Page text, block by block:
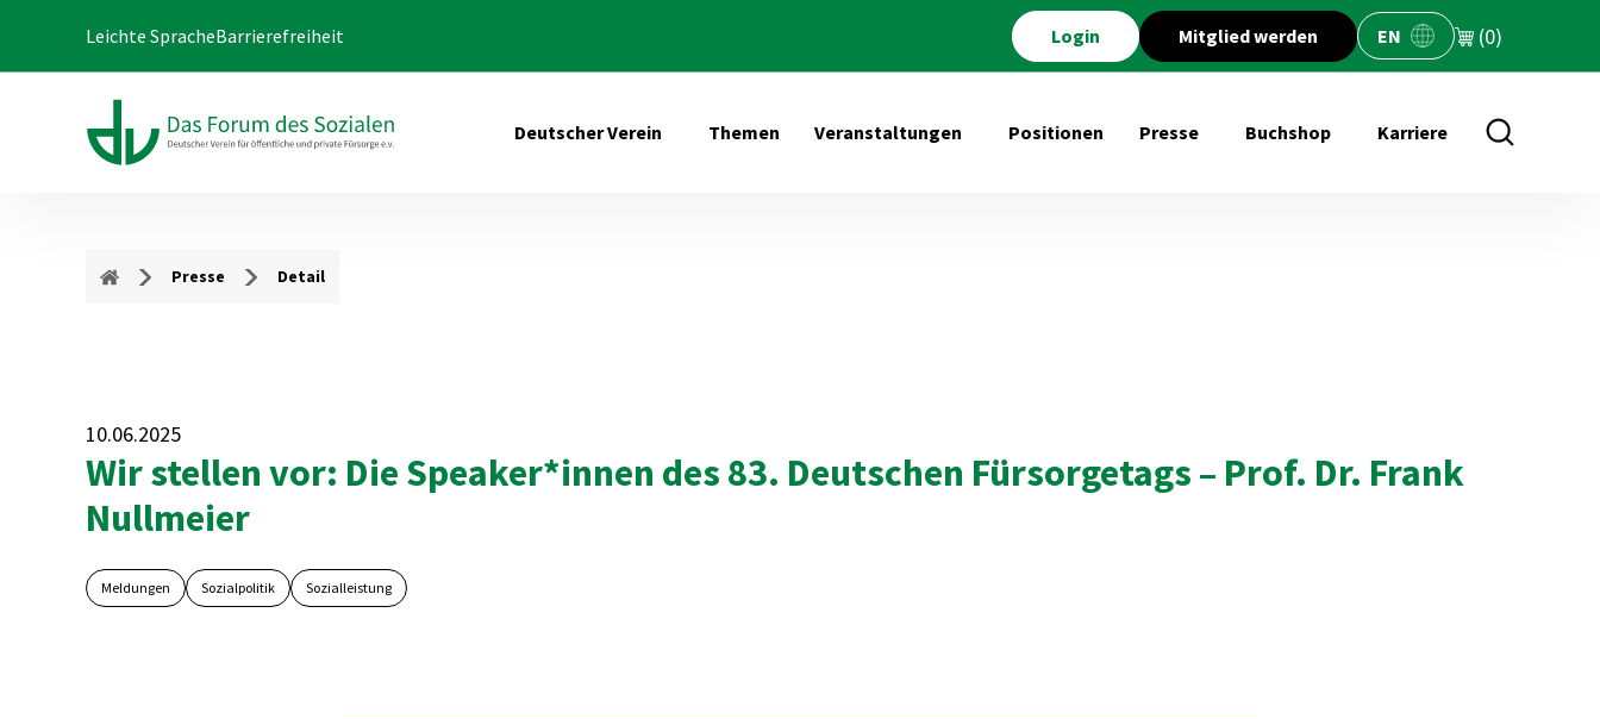
Leichte SpracheBarrierefreiheit Login Mitglied werden EN (0)
Deutscher Verein Themen Veranstaltungen Positionen Presse Buchshop
Untermenü öffnen für
Karriere
Presse Detail
10.06.2025
Wir stellen vor: Die Speaker*innen des 83. Deutschen Fürsorgetags – Prof. Dr. Frank
Nullmeier
Meldungen Sozialpolitik Sozialleistung